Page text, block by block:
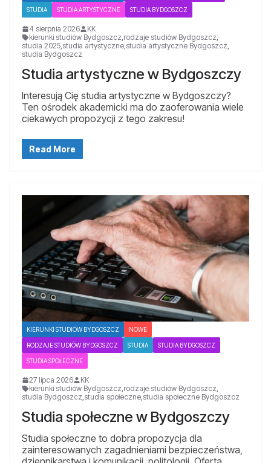
STUDIA STUDIA ARTYSTYCZNE STUDIA BYDGOSZCZ
4 sierpnia 2026
KK
kierunki studiów Bydgoszcz,rodzaje studiów Bydgoszcz,
studia 2025,studia artystyczne,studia artystyczne Bydgoszcz,
studia Bydgoszcz
Studia artystyczne w Bydgoszczy
Interesują Cię studia artystyczne w Bydgoszczy?
Ten ośrodek akademicki ma do zaoferowania wiele
ciekawych propozycji z tego zakresu!
Read More
KIERUNKI STUDIÓW BYDGOSZCZ NOWE
RODZAJE STUDIÓW BYDGOSZCZ STUDIA STUDIA BYDGOSZCZ
STUDIA SPOŁECZNE
27 lipca 2026
KK
kierunki studiów Bydgoszcz,rodzaje studiów Bydgoszcz,
studia Bydgoszcz,studia społeczne,studia społeczne Bydgoszcz
Studia społeczne w Bydgoszczy
Studia społeczne to dobra propozycja dla
zainteresowanych zagadnieniami bezpieczeństwa,